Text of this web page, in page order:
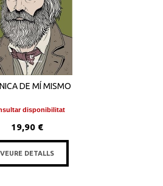
DE MÍ MISMO
disponibilitat
19,90 €
VEURE DETALLS